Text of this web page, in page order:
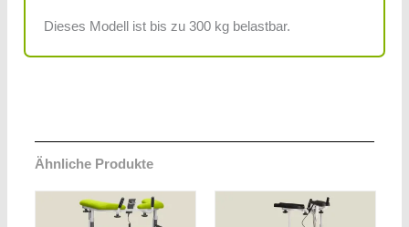
Dieses Modell ist bis zu 300 kg belastbar.
Ähnliche Produkte